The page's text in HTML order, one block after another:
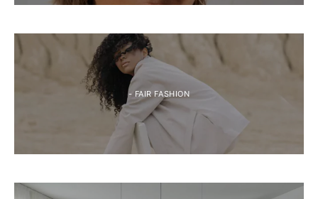
- FAIR FASHION